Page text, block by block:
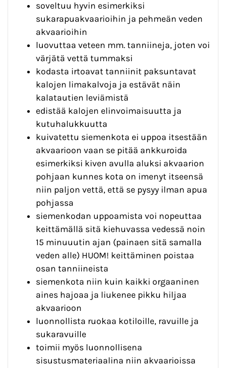
soveltuu hyvin esimerkiksi
sukarapuakvaarioihin ja pehmeän veden
akvaarioihin
luovuttaa veteen mm. tanniineja, joten voi
värjätä vettä tummaksi
kodasta irtoavat tanniinit paksuntavat
kalojen limakalvoja ja estävät näin
kalatautien leviämistä
edistää kalojen elinvoimaisuutta ja
kutuhalukkuutta
kuivatettu siemenkota ei uppoa itsestään
akvaarioon vaan se pitää ankkuroida
esimerkiksi kiven avulla aluksi akvaarion
pohjaan kunnes kota on imenyt itseensä
niin paljon vettä, että se pysyy ilman apua
pohjassa
siemenkodan uppoamista voi nopeuttaa
keittämällä sitä kiehuvassa vedessä noin
15 minuuutin ajan (painaen sitä samalla
veden alle) HUOM! keittäminen poistaa
osan tanniineista
siemenkota niin kuin kaikki orgaaninen
aines hajoaa ja liukenee pikku hiljaa
akvaarioon
luonnollista ruokaa kotiloille, ravuille ja
sukaravuille
toimii myös luonnollisena
sisustusmateriaalina niin akvaarioissa